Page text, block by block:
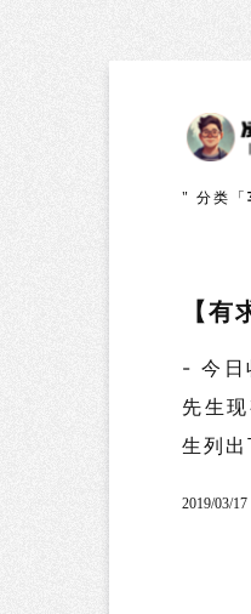
" 分类「
【
- 今日
先生
生列
2019/03/17